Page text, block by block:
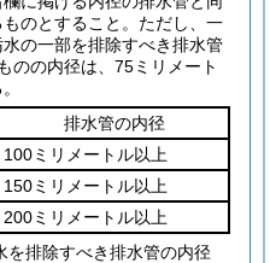
のとすること。 ただし、一
の一部を排除すべき排水管
のの内径は、75ミリメート
排水管の内径
100ミリメートル以上
150ミリメートル以上
200ミリメートル以上
を排除すべき排水管の内径